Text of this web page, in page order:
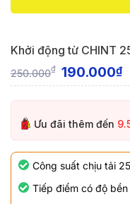
Khởi động từ CHINT
250.000₫ 190.000₫
Ưu đãi thêm đến
Công suất chịu tải
Tiếp điểm có độ